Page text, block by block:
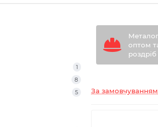
1
8
5
оптом
роздріб
За замовчуванням